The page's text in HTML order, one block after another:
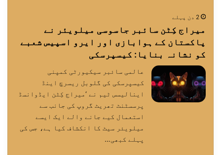
2 دن پہلے
میراج کِٹن سائبر جاسوسی میلویئر نے
پاکستان کے ہوابازی اور ایرو اسپیس شعبے
کو نشانہ بنایا: کیسپرسکی
عالمی سائبر سیکیورٹی کمپنی
کیسپرسکی کی گلوبل ریسرچ اینڈ
اینالیسس ٹیم نے ‘میراج کِٹن ایڈوانسڈ
پرسسٹنٹ تھریٹ گروپ کی جانب سے
استعمال کیے جانے والے ایک ایسے
میلویئر سیٹ کا انکشاف کیا ہے، جس کی
پہلے کبھی…